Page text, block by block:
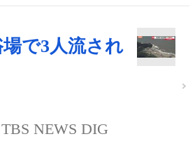
で3人流され
TBS NEWS DIG